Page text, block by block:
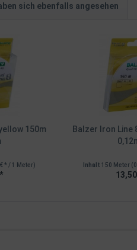
sich ebenfalls angesehen
150m
* / 1 Meter)
Balzer Iron Line
Inhalt 150 Meter